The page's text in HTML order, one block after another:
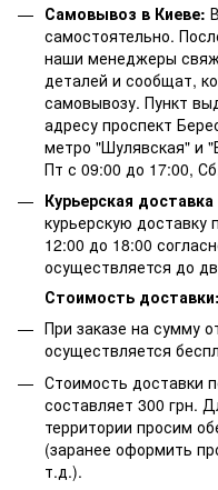
Самовывоз в Киеве:
самостоятельно.
наши менеджеры
деталей и сообщат,
самовывозу. Пункт
адресу проспект
метро "Шулявская" и
Пт с 09:00 до 17:00,
Курьерская
курьерскую доставку
12:00 до 18:00
осуществляется до
Стоимость доставки:
При заказе на сумму
осуществляется
Стоимость доставки
составляет 300 грн.
территории просим
(заранее оформить
т.д.).